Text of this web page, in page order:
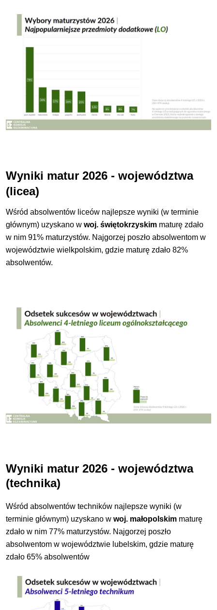
Wyniki matur 2026 - województwa
(licea)
Wśród absolwentów liceów najlepsze wyniki (w terminie
głównym) uzyskano wwoj. świętokrzyskim maturę zdało
w nim 91% maturzystów. Najgorzej poszło absolwentom w
województwie wielkpolskim, gdzie maturę zdało 82%
absolwentów.
Wyniki matur 2026 - województwa
(technika)
Wśród absolwentów techników najlepsze wyniki (w
terminie głównym) uzyskano wwoj. małopolskim maturę
zdało w nim 77% maturzystów. Najgorzej poszło
absolwentom w województwie lubelskim, gdzie maturę
zdało 65% absolwentów